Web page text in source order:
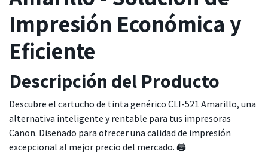
Impresión Económica y
Eficiente
Descripción del Producto
Descubre el cartucho de tinta genérico CLI-521 Amarillo, una
alternativa inteligente y rentable para tus impresoras
Canon. Diseñado para ofrecer una calidad de impresión
excepcional al mejor precio del mercado. 🖨️